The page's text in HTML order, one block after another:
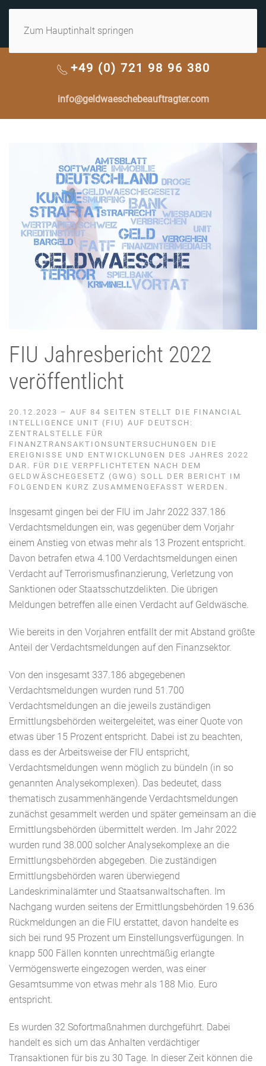
Zum Hauptinhalt springen
+49 (0) 721 98 96 380
info@geldwaeschebeauftragter.com
FIU Jahresbericht 2022
veröffentlicht
20.12.2023 – AUF 84 SEITEN STELLT DIE FINANCIAL
INTELLIGENCE UNIT (FIU) AUF DEUTSCH:
ZENTRALSTELLE FÜR
FINANZTRANSAKTIONSUNTERSUCHUNGEN DIE
EREIGNISSE UND ENTWICKLUNGEN DES JAHRES 2022
DAR. FÜR DIE VERPFLICHTETEN NACH DEM
GELDWÄSCHEGESETZ (GWG) SOLL DER BERICHT IM
FOLGENDEN KURZ ZUSAMMENGEFASST WERDEN.
Insgesamt gingen bei der FIU im Jahr 2022 337.186
Verdachtsmeldungen ein, was gegenüber dem Vorjahr
einem Anstieg von etwas mehr als 13 Prozent entspricht.
Davon betrafen etwa 4.100 Verdachtsmeldungen einen
Verdacht auf Terrorismusfinanzierung, Verletzung von
Sanktionen oder Staatsschutzdelikten. Die übrigen
Meldungen betreffen alle einen Verdacht auf Geldwäsche.
Wie bereits in den Vorjahren entfällt der mit Abstand größte
Anteil der Verdachtsmeldungen auf den Finanzsektor.
Von den insgesamt 337.186 abgegebenen
Verdachtsmeldungen wurden rund 51.700
Verdachtsmeldungen an die jeweils zuständigen
Ermittlungsbehörden weitergeleitet, was einer Quote von
etwas über 15 Prozent entspricht. Dabei ist zu beachten,
dass es der Arbeitsweise der FIU entspricht,
Verdachtsmeldungen wenn möglich zu bündeln (in so
genannten Analysekomplexen). Das bedeutet, dass
thematisch zusammenhängende Verdachtsmeldungen
zunächst gesammelt werden und später gemeinsam an die
Ermittlungsbehörden übermittelt werden. Im Jahr 2022
wurden rund 38.000 solcher Analysekomplexe an die
Ermittlungsbehörden abgegeben. Die zuständigen
Ermittlungsbehörden waren überwiegend
Landeskriminalämter und Staatsanwaltschaften. Im
Nachgang wurden seitens der Ermittlungsbehörden 19.636
Rückmeldungen an die FIU erstattet, davon handelte es
sich bei rund 95 Prozent um Einstellungsverfügungen. In
knapp 500 Fällen konnten unrechtmäßig erlangte
Vermögenswerte eingezogen werden, was einer
Gesamtsumme von etwas mehr als 188 Mio. Euro
entspricht.
Es wurden 32 Sofortmaßnahmen durchgeführt. Dabei
handelt es sich um das Anhalten verdächtiger
Transaktionen für bis zu 30 Tage. In dieser Zeit können die